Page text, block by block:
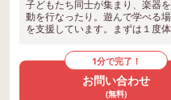
子どもたち同士が集まり、楽器
動を行なったり。遊んで学べる
を支援しています。まずは１度
1分で完了！
お問い合わせ
(無料)